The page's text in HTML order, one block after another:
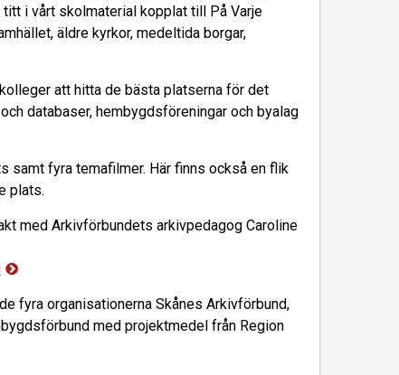
titt i vårt skolmaterial kopplat till På Varje
, äldre kyrkor, medeltida borgar,
att hitta de bästa platserna för det
databaser, hembygdsföreningar och byalag
samt fyra temafilmer. Här finns också en flik
plats.
med Arkivförbundets arkivpedagog Caroline
fyra organisationerna Skånes Arkivförbund,
med projektmedel från Region